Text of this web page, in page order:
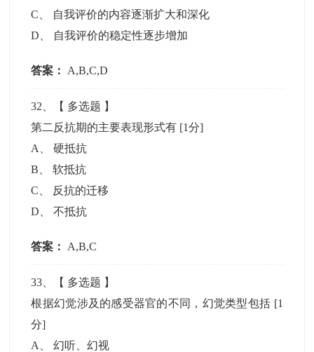
C
自我评价的内容逐渐扩大和深化
D
自我评价的稳定性逐步增加
答案： A,B,C,D
32 、【 多选题 】
第二反抗期的主要表现形式有 [1分]
A
、硬抵抗
B 、软抵抗
C
反抗的迁移
D 、不抵抗
答案： A,B,C
33 、【 多选题 】
根据幻觉涉及的感受器官的不同，幻觉类型包括 [1
分]
A
、幻听、幻视